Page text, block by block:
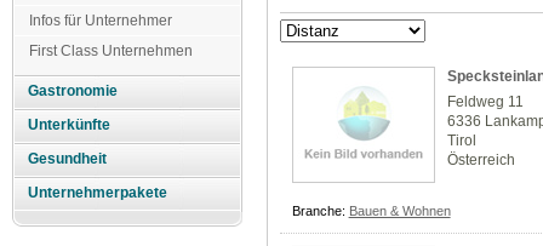
Infos für Unternehmer
First Class Unternehmen
Gastronomie
Unterkünfte
Gesundheit
Unternehmerpakete
Feldweg 11
6336
Tirol
Österreich
Branche: Bauen & Wohnen